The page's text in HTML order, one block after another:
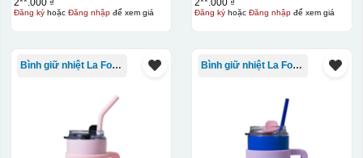
Đăng kýhoặc Đăng nhậpđể xem giá Đăng kýhoặc Đăng nhậpđể xem giá
Bình giữ nhiệt La Fonte Bình giữ nhiệt La Fonte